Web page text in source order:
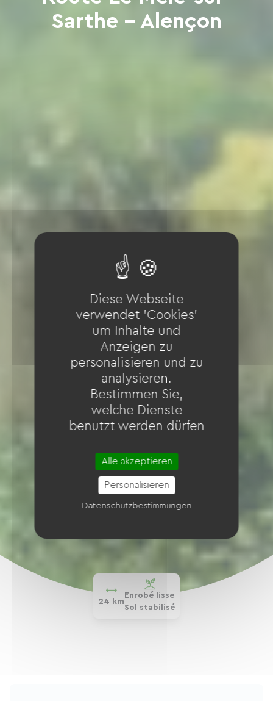
Sarthe – Alençon
24 km
Enrobé lisse
Sol stabilisé
Diese Webseite
verwendet 'Cookies'
um Inhalte und
Anzeigen zu
personalisieren und zu
analysieren.
Bestimmen Sie,
welche Dienste
benutzt werden dürfen
Alle akzeptieren
Personalisieren
Datenschutzbestimmungen